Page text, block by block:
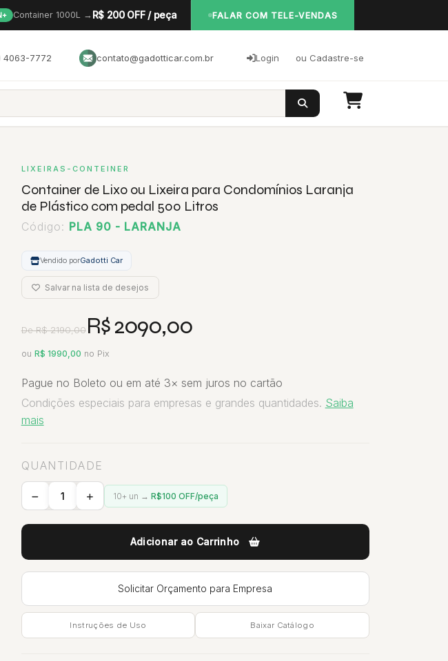
Container 1000L → R$ 200 OFF / peça FALAR COM TELE-VENDAS
4063-7772 contato@gadotticar.com.br Login ou Cadastre-se
LIXEIRAS-CONTEINER
Container de Lixo ou Lixeira para Condomínios Laranja
de Plástico com pedal 500 Litros
Código: PLA 90 - LARANJA
Vendido porGadotti Car
Salvar na lista de desejos
De R$ 2190,00R$ 2090,00
ou R$ 1990,00 no Pix
Pague no Boleto ou em até 3× sem juros no cartão
Condições especiais para empresas e grandes quantidades. Saiba
mais
QUANTIDADE
10+ un → R$100 OFF/peça
Adicionar ao Carrinho
Solicitar Orçamento para Empresa
Instruções de Uso Baixar Catálogo